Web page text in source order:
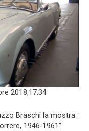
2018,17:34
Braschi la mostra :
1946-1961″.